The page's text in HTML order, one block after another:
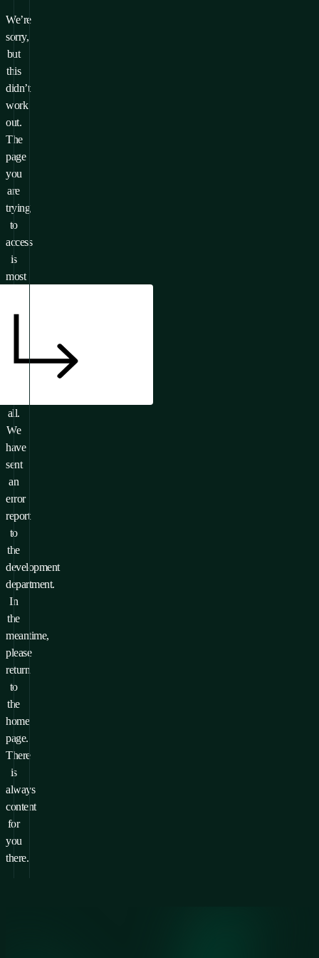
We’re
sorry,
but
this
didn’t
work
out.
The
page
you
are
trying
to
access
is
most
doesn’t
all.
We
have
sent
an
error
report
to
the
development
department.
In
the
meantime,
please
return
to
the
home
page.
There
is
always
content
for
you
there.